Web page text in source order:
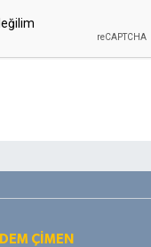
ÇIMEN